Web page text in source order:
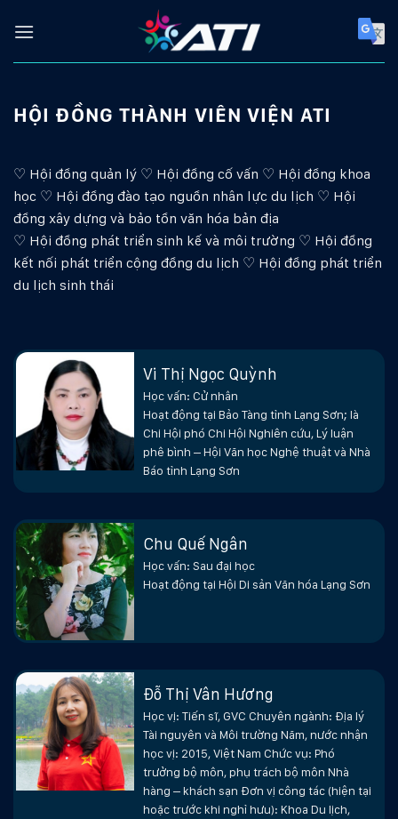
HỘI ĐỒNG THÀNH VIÊN VIỆN ATI
♡ Hội đồng quản lý ♡ Hội đồng cố vấn ♡ Hội đồng khoa
học ♡ Hội đồng đào tạo nguồn nhân lực du lịch ♡ Hội
đồng xây dựng và bảo tồn văn hóa bản địa
♡ Hội đồng phát triển sinh kế và môi trường ♡ Hội đồng
kết nối phát triển cộng đồng du lịch ♡ Hội đồng phát triển
du lịch sinh thái
Vi Thị Ngọc Quỳnh
Học vấn: Cử nhân
Hoạt động tại Bảo Tàng tỉnh Lạng Sơn; là
Chi Hội phó Chi Hội Nghiên cứu, Lý luận
phê bình – Hội Văn học Nghệ thuật và Nhà
Báo tỉnh Lạng Sơn
Chu Quế Ngân
Học vấn: Sau đại học
Hoạt động tại Hội Di sản Văn hóa Lạng Sơn
Đỗ Thị Vân Hương
Học vị: Tiến sĩ, GVC Chuyên ngành: Địa lý
Tài nguyên và Môi trường Năm, nước nhận
học vị: 2015, Việt Nam Chức vụ: Phó
trưởng bộ môn, phụ trách bộ môn Nhà
hàng – khách sạn Đơn vị công tác (hiện tại
hoặc trước khi nghỉ hưu): Khoa Du lịch,